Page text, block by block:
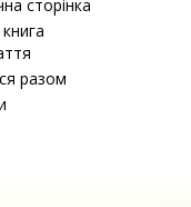
сторінка
разом